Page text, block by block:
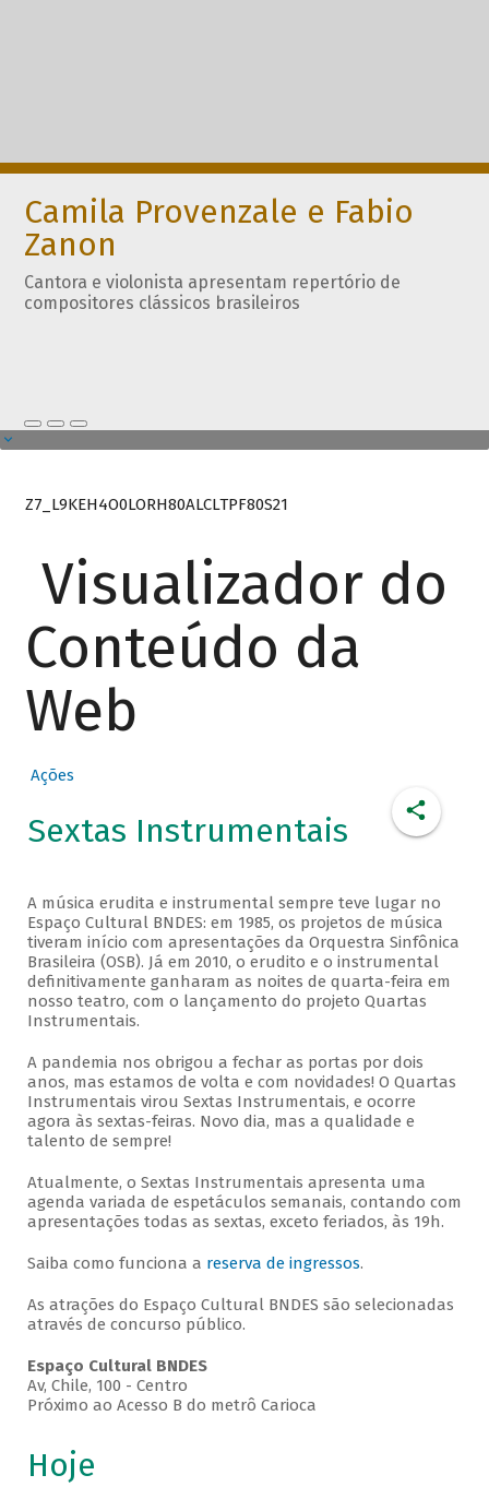
Camila Provenzale e Fabio
Zanon
Cantora e violonista apresentam repertório de
compositores clássicos brasileiros
Z7_L9KEH4O0LORH80ALCLTPF80S21
Visualizador do
Conteúdo da
Web
Ações
Sextas Instrumentais
A música erudita e instrumental sempre teve lugar no
Espaço Cultural BNDES: em 1985, os projetos de música
tiveram início com apresentações da Orquestra Sinfônica
Brasileira (OSB). Já em 2010, o erudito e o instrumental
definitivamente ganharam as noites de quarta-feira em
nosso teatro, com o lançamento do projeto Quartas
Instrumentais.
A pandemia nos obrigou a fechar as portas por dois
anos, mas estamos de volta e com novidades! O Quartas
Instrumentais virou Sextas Instrumentais, e ocorre
agora às sextas-feiras. Novo dia, mas a qualidade e
talento de sempre!
Atualmente, o Sextas Instrumentais apresenta uma
agenda variada de espetáculos semanais, contando com
apresentações todas as sextas, exceto feriados, às 19h.
Saiba como funciona a reserva de ingressos.
As atrações do Espaço Cultural BNDES são selecionadas
através de concurso público.
Espaço Cultural BNDES
Av, Chile, 100 - Centro
Próximo ao Acesso B do metrô Carioca
Hoje